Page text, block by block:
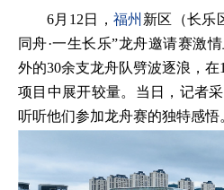
6月12日， 福州 新区（长乐
同舟·一生长乐”龙舟邀请赛激
外的30余支龙舟队劈波逐浪，在
项目中展开较量。当日，记者
听听他们参加龙舟赛的独特感悟